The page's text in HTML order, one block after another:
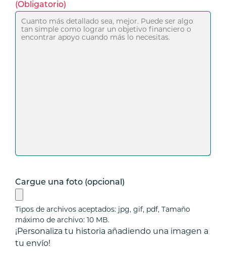
(Obligatorio)
Cargue una foto (opcional)
Tipos de archivos aceptados: jpg, gif, pdf, Tamaño
máximo de archivo: 10 MB.
¡Personaliza tu historia añadiendo una imagen a
tu envío!